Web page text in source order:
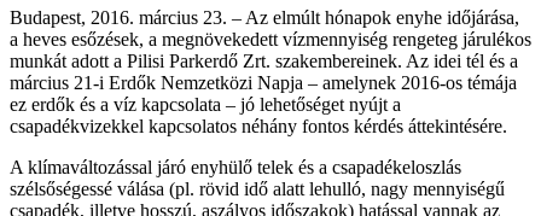
Budapest, 2016. március 23. – Az elmúlt hónapok enyhe időjárása,
a heves esőzések, a megnövekedett vízmennyiség rengeteg járulékos
munkát adott a Pilisi Parkerdő Zrt. szakembereinek. Az idei tél és a
március 21-i Erdők Nemzetközi Napja – amelynek 2016-os témája
ez erdők és a víz kapcsolata – jó lehetőséget nyújt a
csapadékvizekkel kapcsolatos néhány fontos kérdés áttekintésére.
A klímaváltozással járó enyhülő telek és a csapadékeloszlás
szélsőségessé válása (pl. rövid idő alatt lehulló, nagy mennyiségű
csapadék, illetve hosszú, aszályos időszakok) hatással vannak az